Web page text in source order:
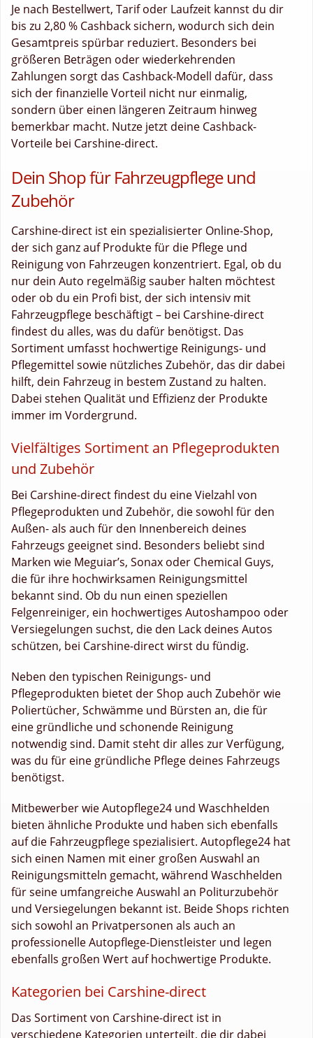
Je nach Bestellwert, Tarif oder Laufzeit kannst du dir
bis zu 2,80 % Cashback sichern, wodurch sich dein
Gesamtpreis spürbar reduziert. Besonders bei
größeren Beträgen oder wiederkehrenden
Zahlungen sorgt das Cashback-Modell dafür, dass
sich der finanzielle Vorteil nicht nur einmalig,
sondern über einen längeren Zeitraum hinweg
bemerkbar macht. Nutze jetzt deine Cashback-
Vorteile bei Carshine-direct.
Dein Shop für Fahrzeugpflege und
Zubehör
Carshine-direct ist ein spezialisierter Online-Shop,
der sich ganz auf Produkte für die Pflege und
Reinigung von Fahrzeugen konzentriert. Egal, ob du
nur dein Auto regelmäßig sauber halten möchtest
oder ob du ein Profi bist, der sich intensiv mit
Fahrzeugpflege beschäftigt – bei Carshine-direct
findest du alles, was du dafür benötigst. Das
Sortiment umfasst hochwertige Reinigungs- und
Pflegemittel sowie nützliches Zubehör, das dir dabei
hilft, dein Fahrzeug in bestem Zustand zu halten.
Dabei stehen Qualität und Effizienz der Produkte
immer im Vordergrund.
Vielfältiges Sortiment an Pflegeprodukten
und Zubehör
Bei Carshine-direct findest du eine Vielzahl von
Pflegeprodukten und Zubehör, die sowohl für den
Außen- als auch für den Innenbereich deines
Fahrzeugs geeignet sind. Besonders beliebt sind
Marken wie Meguiar’s, Sonax oder Chemical Guys,
die für ihre hochwirksamen Reinigungsmittel
bekannt sind. Ob du nun einen speziellen
Felgenreiniger, ein hochwertiges Autoshampoo oder
Versiegelungen suchst, die den Lack deines Autos
schützen, bei Carshine-direct wirst du fündig.
Neben den typischen Reinigungs- und
Pflegeprodukten bietet der Shop auch Zubehör wie
Poliertücher, Schwämme und Bürsten an, die für
eine gründliche und schonende Reinigung
notwendig sind. Damit steht dir alles zur Verfügung,
was du für eine gründliche Pflege deines Fahrzeugs
benötigst.
Mitbewerber wie Autopflege24 und Waschhelden
bieten ähnliche Produkte und haben sich ebenfalls
auf die Fahrzeugpflege spezialisiert. Autopflege24 hat
sich einen Namen mit einer großen Auswahl an
Reinigungsmitteln gemacht, während Waschhelden
für seine umfangreiche Auswahl an Politurzubehör
und Versiegelungen bekannt ist. Beide Shops richten
sich sowohl an Privatpersonen als auch an
professionelle Autopflege-Dienstleister und legen
ebenfalls großen Wert auf hochwertige Produkte.
Kategorien bei Carshine-direct
Das Sortiment von Carshine-direct ist in
verschiedene Kategorien unterteilt, die dir dabei